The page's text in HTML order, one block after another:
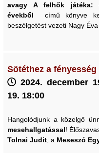
avagy A felhők játéka:
évekből című könyve
beszélgetést vezeti Nagy
Sötéthez a
2024. december
19. 18:00
Hangolódjunk a közelgő
mesehallgatással!
Tolnai Judit, a Meseszó